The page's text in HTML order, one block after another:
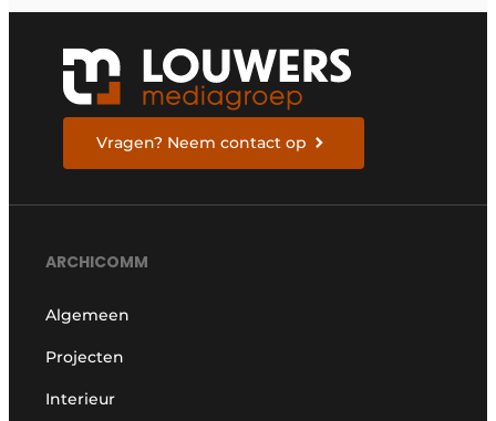
Vragen? Neem contact op
ARCHICOMM
Algemeen
Projecten
Interieur